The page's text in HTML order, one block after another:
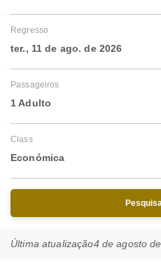
Regresso
ter., 11 de ago. de 2026
Passageiros
1 Adulto
Class
Económica
Última atualização4 de agosto